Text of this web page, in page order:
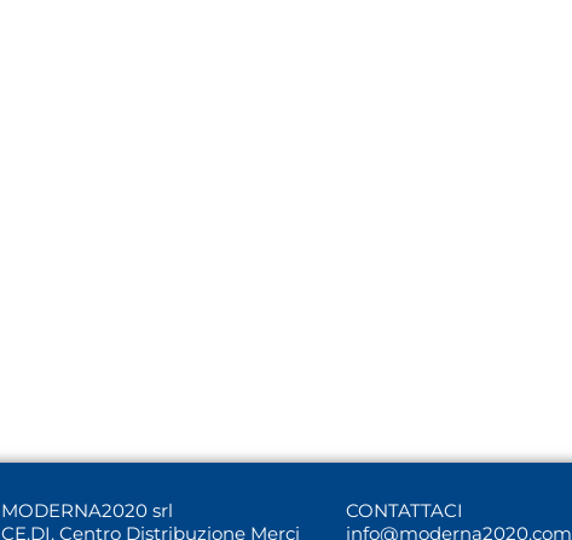
MODERNA2020 srl
CE.DI. Centro Distribuzione Merci
CONTATTACI
info@moderna2020.com